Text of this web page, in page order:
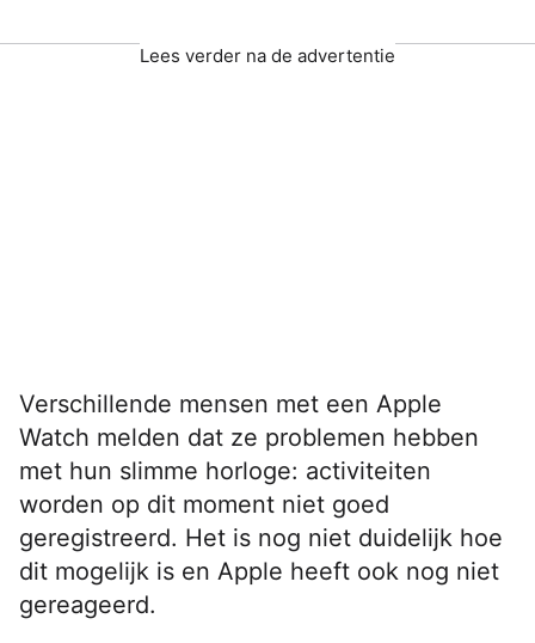
Lees verder na de advertentie
Verschillende mensen met een Apple
Watch melden dat ze problemen hebben
met hun slimme horloge: activiteiten
worden op dit moment niet goed
geregistreerd. Het is nog niet duidelijk hoe
dit mogelijk is en Apple heeft ook nog niet
gereageerd.